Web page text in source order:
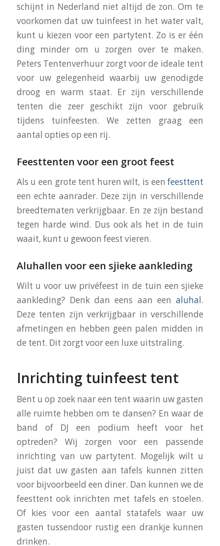
schijnt in Nederland niet altijd de zon. Om te
voorkomen dat uw tuinfeest in het water valt,
kunt u kiezen voor een partytent. Zo is er één
ding minder om u zorgen over te maken.
Peters Tentenverhuur zorgt voor de ideale tent
voor uw gelegenheid waarbij uw genodigde
droog en warm staat. Er zijn verschillende
tenten die zeer geschikt zijn voor gebruik
tijdens tuinfeesten. We zetten graag een
aantal opties op een rij.
Feesttenten voor een groot feest
Als u een grote tent huren wilt, is eenfeesttent
een echte aanrader. Deze zijn in verschillende
breedtematen verkrijgbaar. En ze zijn bestand
tegen harde wind. Dus ook als het in de tuin
waait, kunt u gewoon feest vieren.
Aluhallen voor een sjieke aankleding
Wilt u voor uw privéfeest in de tuin een sjieke
aankleding? Denk dan eens aan eenaluhal.
Deze tenten zijn verkrijgbaar in verschillende
afmetingen en hebben geen palen midden in
de tent. Dit zorgt voor een luxe uitstraling.
Inrichting tuinfeest tent
Bent u op zoek naar een tent waarin uw gasten
alle ruimte hebben om te dansen? En waar de
band of DJ een podium heeft voor het
optreden? Wij zorgen voor een passende
inrichting van uw partytent. Mogelijk wilt u
juist dat uw gasten aan tafels kunnen zitten
voor bijvoorbeeld een diner. Dan kunnen we de
feesttent ook inrichten met tafels en stoelen.
Of kies voor een aantal statafels waar uw
gasten tussendoor rustig een drankje kunnen
drinken.